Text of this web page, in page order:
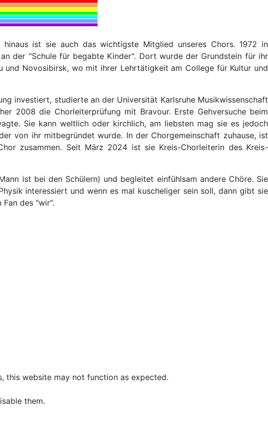
ist sie auch das wichtigste Mitglied unseres Chors. 1972 in
der "Schule für begabte Kinder". Dort wurde der Grundstein für ihr
und Novosibirsk, wo mit ihrer Lehrtätigkeit am College für Kultur und
investiert, studierte an der Universität Karlsruhe Musikwissenschaft
2008 die Chorleiterprüfung mit Bravour. Erste Gehversuche beim
Sie kann weltlich oder kirchlich, am liebsten mag sie es jedoch
von ihr mitbegründet wurde. In der Chorgemeinschaft zuhause, ist
zusammen. Seit März 2024 ist sie Kreis-Chorleiterin des Kreis-
ist bei den Schülern) und begleitet einfühlsam andere Chöre. Sie
interessiert und wenn es mal kuscheliger sein soll, dann gibt sie
des "wir".
this website may not function as expected.
them.